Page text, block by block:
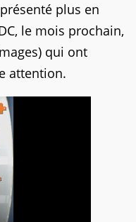
plus en
le mois prochain,
qui ont
attention.